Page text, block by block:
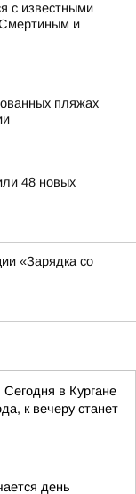
с известными
и
пляжах
48 новых
«Зарядка со
в Кургане
к вечеру станет
день